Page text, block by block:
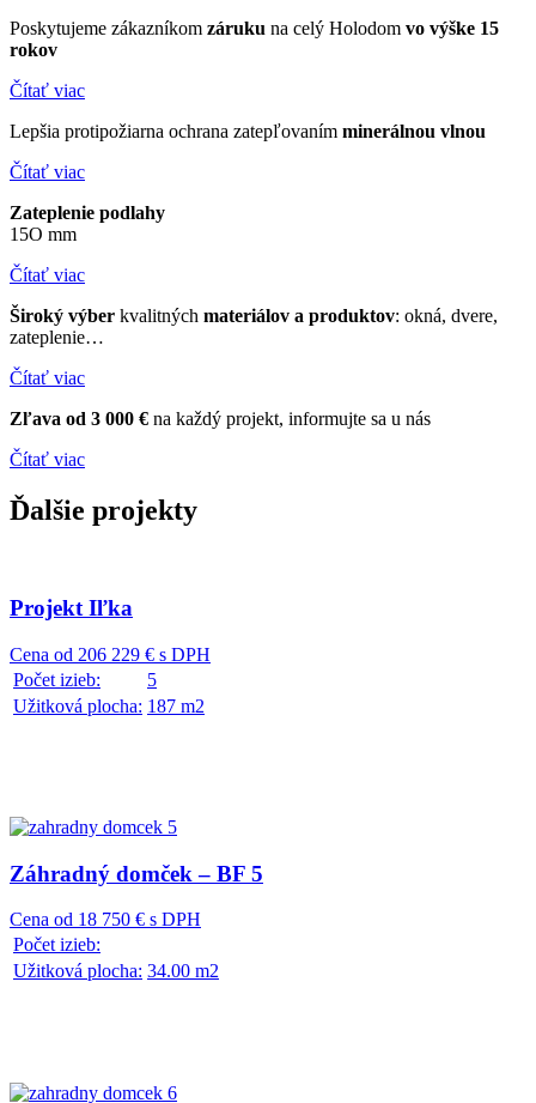
Poskytujeme zákazníkom záruku na celý Holodom vo výške 15
rokov
Čítať viac
Lepšia protipožiarna ochrana zatepľovaním minerálnou vlnou
Čítať viac
Zateplenie podlahy
15O mm
Čítať viac
Široký výber kvalitných materiálov a produktov: okná, dvere,
zateplenie…
Čítať viac
Zľava od 3 000 € na každý projekt, informujte sa u nás
Čítať viac
Ďalšie projekty
Projekt Iľka
Cena od 206 229 € s DPH
Počet izieb:
5
Užitková plocha: 187 m2
Záhradný domček – BF 5
Cena od 18 750 € s DPH
Počet izieb:
Užitková plocha: 34.00 m2